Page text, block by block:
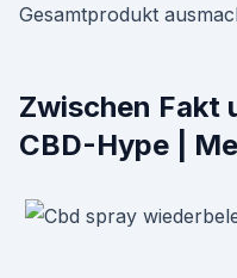
Gesamtprodukt
Zwischen Fakt
CBD-Hype |